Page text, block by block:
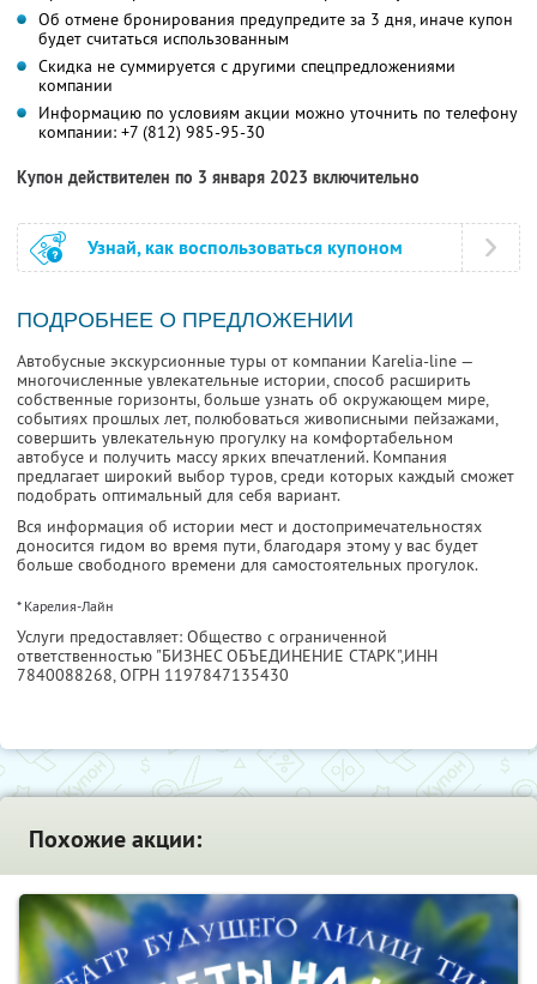
Об отмене бронирования предупредите за 3 дня, иначе купон
будет считаться использованным
Скидка не суммируется с другими спецпредложениями
компании
Информацию по условиям акции можно уточнить по телефону
компании: +7 (812) 985-95-30
Купон действителен по 3 января 2023 включительно
Узнай, как воспользоваться купоном
ПОДРОБНЕЕ О ПРЕДЛОЖЕНИИ
Автобусные экскурсионные туры от компании Karelia-line —
многочисленные увлекательные истории, способ расширить
собственные горизонты, больше узнать об окружающем мире,
событиях прошлых лет, полюбоваться живописными пейзажами,
совершить увлекательную прогулку на комфортабельном
автобусе и получить массу ярких впечатлений. Компания
предлагает широкий выбор туров, среди которых каждый сможет
подобрать оптимальный для себя вариант.
Вся информация об истории мест и достопримечательностях
доносится гидом во время пути, благодаря этому у вас будет
больше свободного времени для самостоятельных прогулок.
* Карелия-Лайн
Услуги предоставляет: Общество с ограниченной
ответственностью "БИЗНЕС ОБЪЕДИНЕНИЕ СТАРК",ИНН
7840088268, ОГРН 1197847135430
Похожие акции: